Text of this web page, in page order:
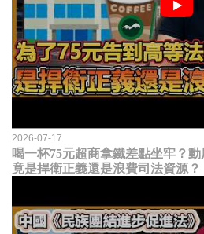
2026-07-17
喝一杯75元超商拿鐵差點坐牢？
竟是捍衛正義還是浪費司法資源？